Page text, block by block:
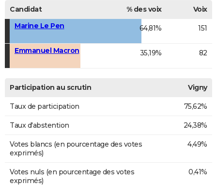
Bricolage
Culture
Television
Voyage
Candidat % des voix
Voix
Marine Le Pen
64,81% 151
Emmanuel Macron 35,19% 82
Participation au scrutin Vigny
Taux de participation 75,62%
Taux d'abstention 24,38%
Votes blancs (en pourcentage des votes
exprimés)
4,49%
Votes nuls (en pourcentage des votes
exprimés)
0,41%